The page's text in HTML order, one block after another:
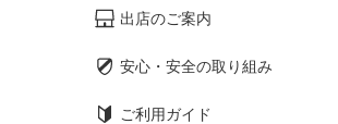
出店のご案内
安心・安全の取り組み
ご利用ガイド